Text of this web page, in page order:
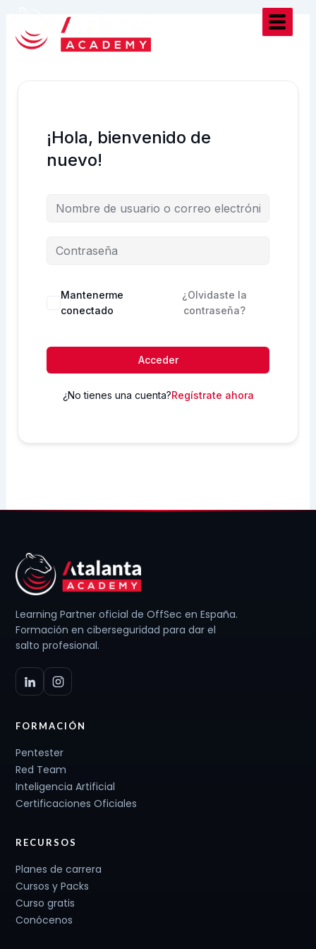
contenido
¡Hola, bienvenido de
nuevo!
Mantenerme
conectado
¿Olvidaste la
contraseña?
Acceder
¿No tienes una cuenta?Regístrate ahora
Learning Partner oficial de OffSec en España.
Formación en ciberseguridad para dar el
salto profesional.
FORMACIÓN
Pentester
Red Team
Inteligencia Artificial
Certificaciones Oficiales
RECURSOS
Planes de carrera
Cursos y Packs
Curso gratis
Conócenos